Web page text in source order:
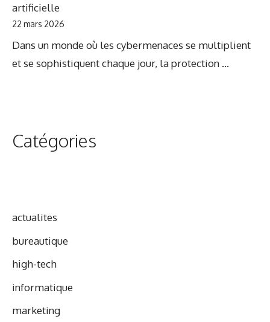
artificielle
22 mars 2026
Dans un monde où les cybermenaces se multiplient
et se sophistiquent chaque jour, la protection ...
Catégories
actualites
bureautique
high-tech
informatique
marketing